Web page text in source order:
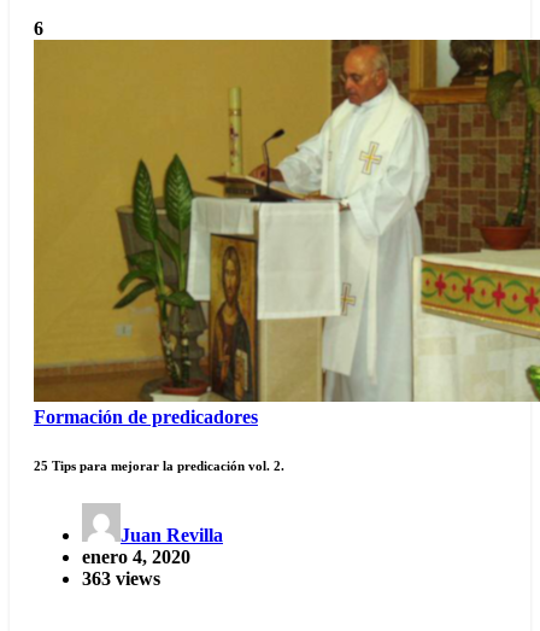
6
Formación de predicadores
25 Tips para mejorar la predicación vol. 2.
Juan Revilla
enero 4, 2020
363 views